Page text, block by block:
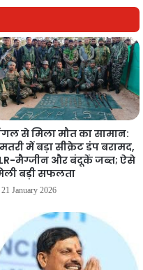
से मिला मौत का सामान:
में बड़ा सीक्रेट डंप बरामद,
मैग्जीन और बंदूकें जब्त; ऐसे
बड़ी सफलता
21 January 2026